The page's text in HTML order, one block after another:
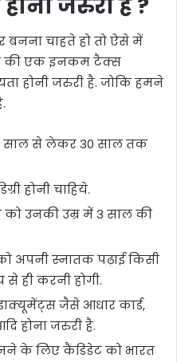
चाहते हो तो ऐसे में
की एक इनकम टैक्स
होनी जरुरी है. जोकि हमने
साल से लेकर 30 साल तक
होनी चाहिये.
उनकी उम्र में 3 साल की
अपनी स्नातक पढ़ाई किसी
से ही करनी होगी.
जैसे आधार कार्ड,
होना जरुरी है.
के लिए कैंडिडेट को भारत